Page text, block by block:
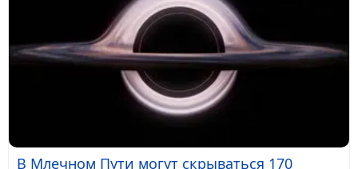
В Млечном Пути могут скрываться 170